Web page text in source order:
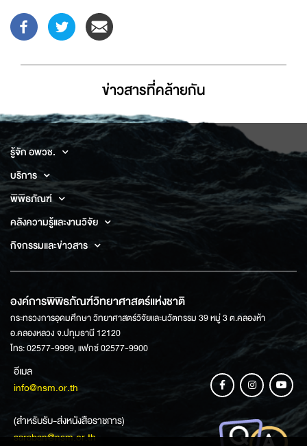
ข่าวสารที่่คล้ายกัน
รู้จัก อพวช.
บริการ
พิพิธภัณฑ์
คลังความรู้และงานวิจัย
กิจกรรมและข่าวสาร
องค์การพิพิธภัณฑ์วิทยาศาสตร์แห่งชาติ
กระทรวงการอุดมศึกษา วิทยาศาสตร์วิจัยและนวัตกรรม 39 หมู่ 3 ต.คลองห้า
อ.คลองหลวง จ.ปทุมธานี 12120
โทร: 02577-9999, แฟกซ์ 02577-9900
อีเมล
info@nsm.or.th
(สำหรับรับ-ส่งหนังสือราชการ)
saraban@nsm.or.th